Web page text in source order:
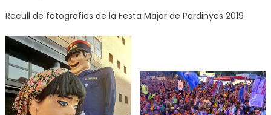
Recull de fotografies de la Festa Major de Pardinyes 2019